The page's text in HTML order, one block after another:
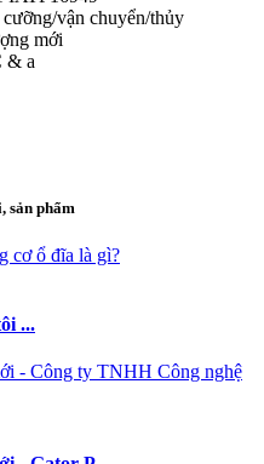
vận chuyển/thủy
mới
& a
sản phẩm
...